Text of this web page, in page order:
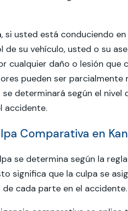
si usted está conduciendo
de su vehículo, usted o su
cualquier daño o lesión que
pueden ser parcialmente
determinará según el nivel
accidente.
Comparativa en
se determina según la
significa que la culpa se
cada parte en el accidente.